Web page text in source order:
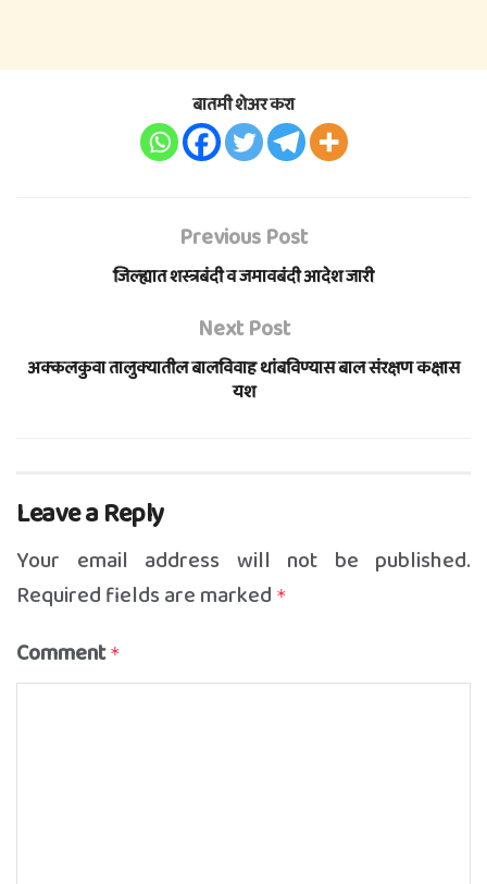
बातमी शेअर करा
Previous Post
जिल्ह्यात शस्त्रबंदी व जमावबंदी आदेश जारी
Next Post
अक्कलकुवा तालुक्यातील बालविवाह थांबविण्यास बाल संरक्षण कक्षास
यश
Leave a Reply
Your email address will not be published.
Required fields are marked *
Comment *